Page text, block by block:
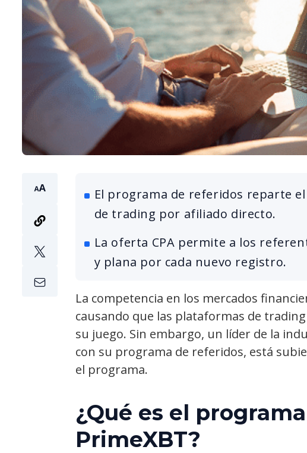
El programa de referidos reparte
de trading por afiliado directo.
La oferta CPA permite a los
y plana por cada nuevo registro.
La competencia en los mercados
causando que las plataformas de
su juego. Sin embargo, un líder de la
con su programa de referidos, está
el programa.
¿Qué es el
PrimeXBT?